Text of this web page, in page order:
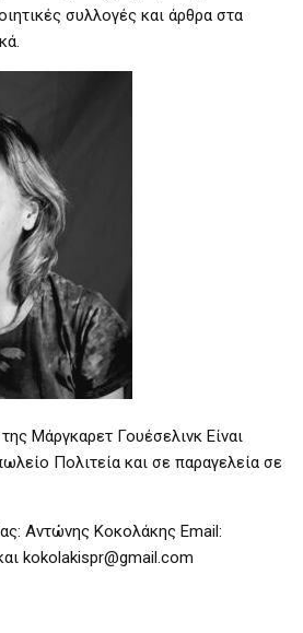
συλλογές και άρθρα στα
Μάργκαρετ Γουέσελινκ Είναι
Πολιτεία και σε παραγελεία σε
Αντώνης Κοκολάκης Email:
kokolakispr@gmail.com